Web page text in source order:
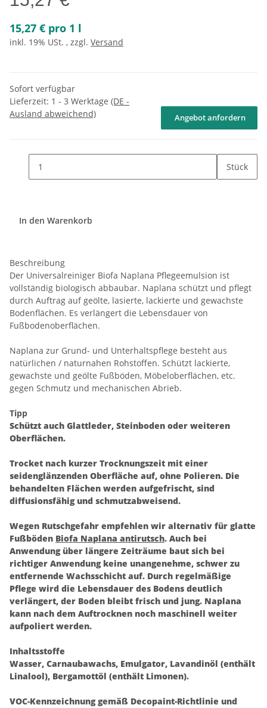
15,27 € pro 1 l
inkl. 19% USt. , zzgl. Versand
Sofort verfügbar
Lieferzeit: 1 - 3 Werktage (DE -
Ausland abweichend)
Angebot anfordern
Stück
In den Warenkorb
Beschreibung
Der Universalreiniger Biofa Naplana Pflegeemulsion ist
vollständig biologisch abbaubar. Naplana schützt und pflegt
durch Auftrag auf geölte, lasierte, lackierte und gewachste
Bodenflächen. Es verlängert die Lebensdauer von
Fußbodenoberflächen.
Naplana zur Grund- und Unterhaltspflege besteht aus
natürlichen / naturnahen Rohstoffen. Schützt lackierte,
gewachste und geölte Fußböden, Möbeloberflächen, etc.
gegen Schmutz und mechanischen Abrieb.
Tipp
Schützt auch Glattleder, Steinboden oder weiteren
Oberflächen.
Trocket nach kurzer Trocknungszeit mit einer
seidenglänzenden Oberfläche auf, ohne Polieren. Die
behandelten Flächen werden aufgefrischt, sind
diffusionsfähig und schmutzabweisend.
Wegen Rutschgefahr empfehlen wir alternativ für glatte
Fußböden Biofa Naplana antirutsch. Auch bei
Anwendung über längere Zeiträume baut sich bei
richtiger Anwendung keine unangenehme, schwer zu
entfernende Wachsschicht auf. Durch regelmäßige
Pflege wird die Lebensdauer des Bodens deutlich
verlängert, der Boden bleibt frisch und jung. Naplana
kann nach dem Auftrocknen noch maschinell weiter
aufpoliert werden.
Inhaltsstoffe
Wasser, Carnaubawachs, Emulgator, Lavandinöl (enthält
Linalool), Bergamottöl (enthält Limonen).
VOC-Kennzeichnung gemäß Decopaint-Richtlinie und